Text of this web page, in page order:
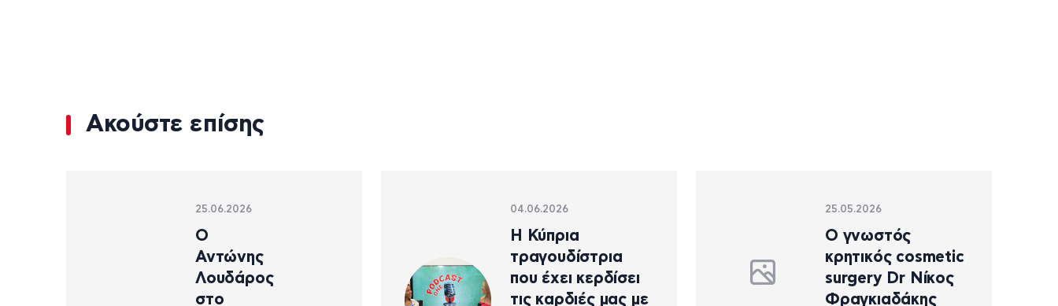
Ακούστε επίσης
25.06.2026
Ο
Αντώνης
Λουδάρος
στο
04.06.2026
Η Κύπρια
τραγουδίστρια
που έχει κερδίσει
τις καρδιές μας με
25.05.2026
Ο γνωστός
κρητικός cosmetic
surgery Dr Νίκος
Φραγκιαδάκης